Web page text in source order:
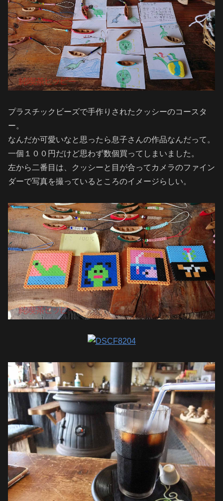
プラスチックビーズで手作りされたクッシーのコースタ
ー。
なんだか可愛いなと思ったら息子さんの作品なんだって。
一個１００円だけど思わず数個買ってしまいました。
左から二番目は、クッシーと目が合ってカメラのファイン
ダーで写真を撮っているところのイメージらしい。